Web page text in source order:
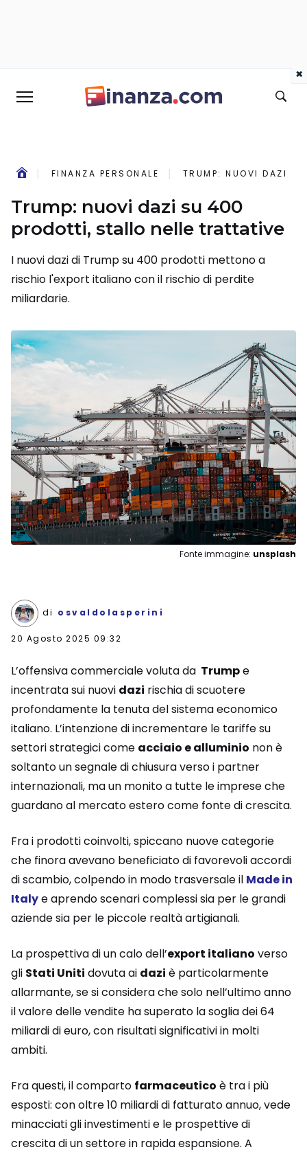
FINANZA PERSONALE TRUMP: NUOVI DAZI
Trump: nuovi dazi su 400
prodotti, stallo nelle trattative
I nuovi dazi di Trump su 400 prodotti mettono a
rischio l'export italiano con il rischio di perdite
miliardarie.
Fonte immagine: unsplash
di osvaldolasperini
20 Agosto 2025 09:32
L’offensiva commerciale voluta da Trumpe
incentrata sui nuovi dazi rischia di scuotere
profondamente la tenuta del sistema economico
italiano. L’intenzione di incrementare le tariffe su
settori strategici come acciaio e alluminio non è
soltanto un segnale di chiusura verso i partner
internazionali, ma un monito a tutte le imprese che
guardano al mercato estero come fonte di crescita.
Fra i prodotti coinvolti, spiccano nuove categorie
che finora avevano beneficiato di favorevoli accordi
di scambio, colpendo in modo trasversale il Made in
Italye aprendo scenari complessi sia per le grandi
aziende sia per le piccole realtà artigianali.
La prospettiva di un calo dell’export italiano verso
gli Stati Uniti dovuta ai dazi è particolarmente
allarmante, se si considera che solo nell’ultimo anno
il valore delle vendite ha superato la soglia dei 64
miliardi di euro, con risultati significativi in molti
ambiti.
Fra questi, il comparto farmaceutico è tra i più
esposti: con oltre 10 miliardi di fatturato annuo, vede
minacciati gli investimenti e le prospettive di
crescita di un settore in rapida espansione. A
×